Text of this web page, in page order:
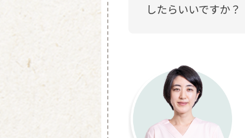
したらいいですか？